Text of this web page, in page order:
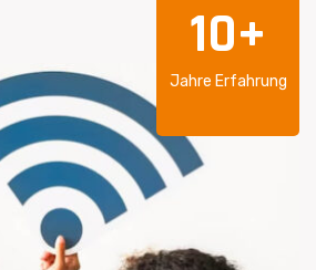
10+
Jahre Erfahrung